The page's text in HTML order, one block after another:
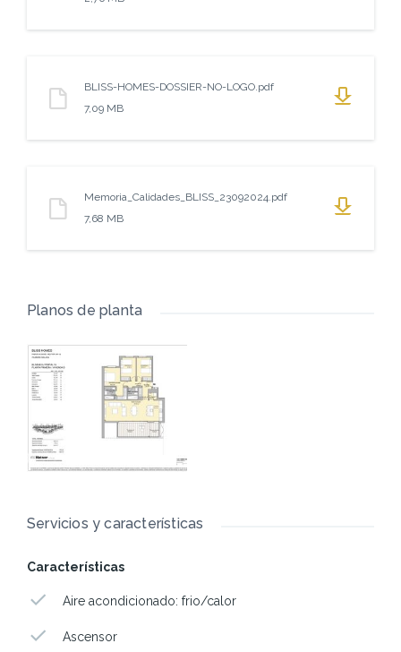
BLISS-HOMES-DOSSIER-NO-LOGO.pdf
7,09 MB
Memoria_Calidades_BLISS_23092024.pdf
7,68 MB
Planos de planta
Servicios y características
Características
Aire acondicionado: frio/calor
Ascensor